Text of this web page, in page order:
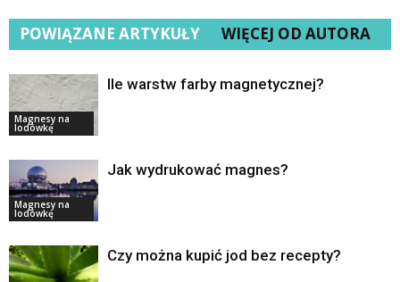
POWIĄZANE ARTYKUŁY WIĘCEJ OD AUTORA
Magnesy na
lodówkę
Ile warstw farby magnetycznej?
Magnesy na
lodówkę
Jak wydrukować magnes?
Czy można kupić jod bez recepty?